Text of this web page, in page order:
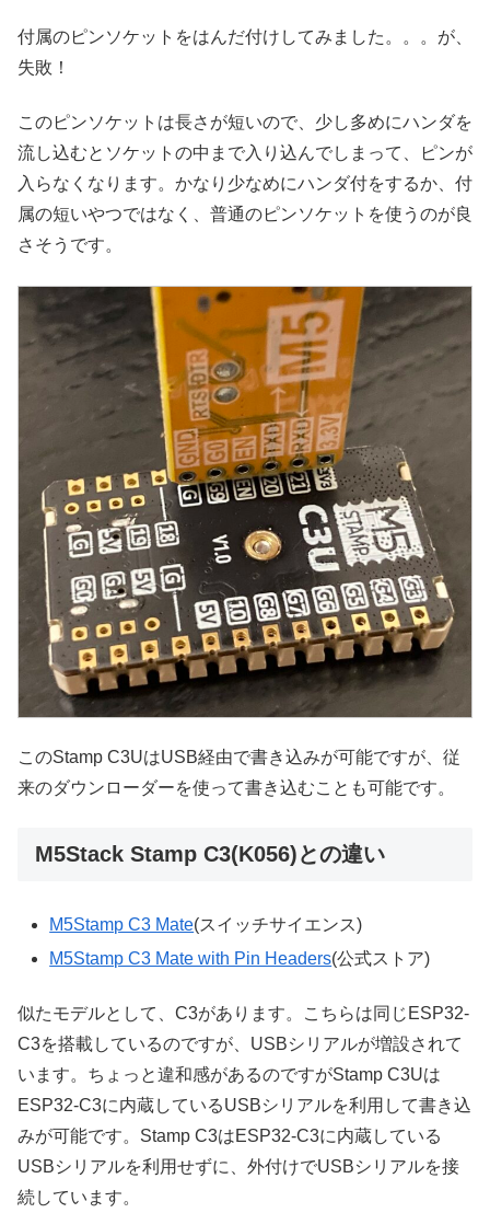
付属のピンソケットをはんだ付けしてみました。。。が、
失敗！
このピンソケットは長さが短いので、少し多めにハンダを
流し込むとソケットの中まで入り込んでしまって、ピンが
入らなくなります。かなり少なめにハンダ付をするか、付
属の短いやつではなく、普通のピンソケットを使うのが良
さそうです。
このStamp C3UはUSB経由で書き込みが可能ですが、従
来のダウンローダーを使って書き込むことも可能です。
M5Stack Stamp C3(K056)との違い
M5Stamp C3 Mate(スイッチサイエンス)
M5Stamp C3 Mate with Pin Headers(公式ストア)
似たモデルとして、C3があります。こちらは同じESP32-
C3を搭載しているのですが、USBシリアルが増設されて
います。ちょっと違和感があるのですがStamp C3Uは
ESP32-C3に内蔵しているUSBシリアルを利用して書き込
みが可能です。Stamp C3はESP32-C3に内蔵している
USBシリアルを利用せずに、外付けでUSBシリアルを接
続しています。